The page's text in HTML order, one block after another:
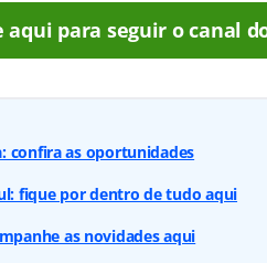
aqui para seguir o canal
confira as oportunidades
fique por dentro de tudo aqui
as novidades aqui